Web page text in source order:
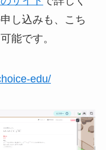
し込みも、こち
能です。
edu/